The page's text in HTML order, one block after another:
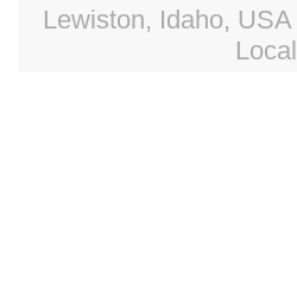
Lewiston, Idaho, USA
Local